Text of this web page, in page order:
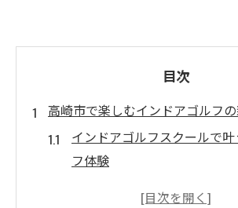
目次
高崎市で楽しむインドアゴルフ
インドアゴルフスクールで
フ体験
高崎の最新シミュレーション